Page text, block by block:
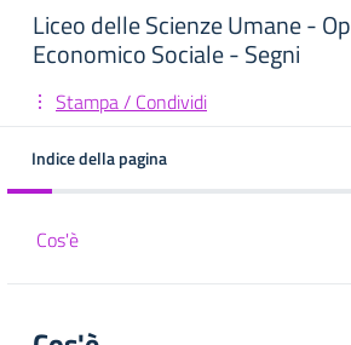
Liceo delle Scienze Umane -
Economico Sociale - Segni
Stampa / Condividi
Indice della pagina
Cos'è